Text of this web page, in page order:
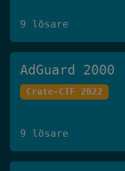
9 lösare
AdGuard 2000
Crate-CTF 2022
9 lösare